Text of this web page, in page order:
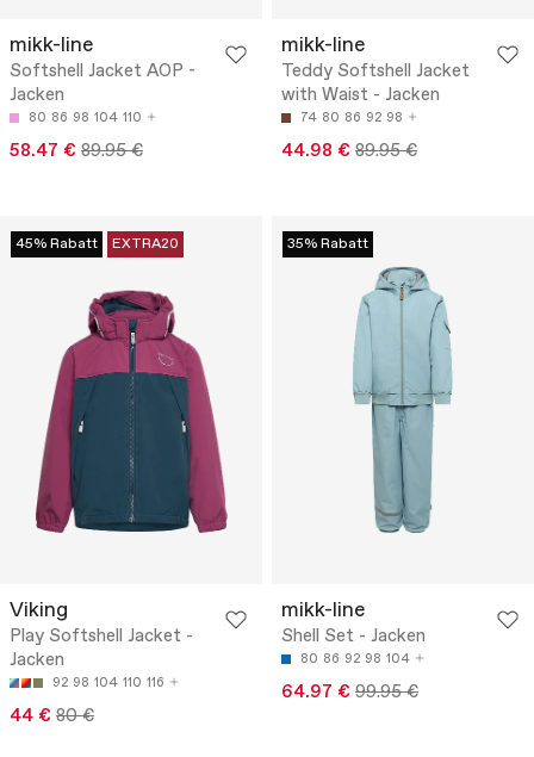
mikk-line
Softshell Jacket AOP -
Jacken
80 86 98 104 110
58.47 € 89.95 €
mikk-line
Teddy Softshell Jacket
with Waist - Jacken
74 80 86 92 98
44.98 € 89.95 €
45% Rabatt EXTRA20
Viking
Play Softshell Jacket -
Jacken
92 98 104 110 116
44 € 80 €
35% Rabatt
mikk-line
Shell Set - Jacken
80 86 92 98 104
64.97 € 99.95 €